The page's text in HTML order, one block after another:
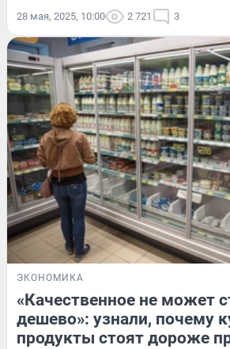
28 мая, 2025, 10:00 2 721 3
ЭКОНОМИКА
«Качественное не может
дешево»: узнали, почему
продукты стоят дороже